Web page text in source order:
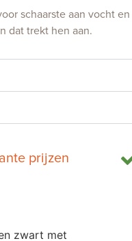
schaarste aan vocht
dat trekt hen aan.
prijzen